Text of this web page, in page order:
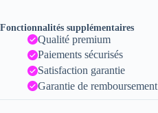
Fonctionnalités supplémentaires
Qualité premium
Paiements sécurisés
Satisfaction garantie
Garantie de remboursement